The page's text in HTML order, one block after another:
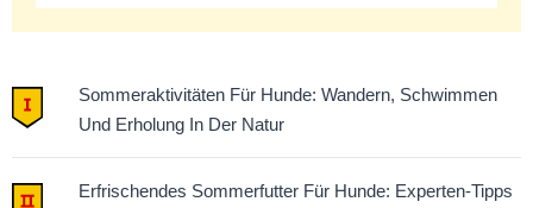
Sommeraktivitäten Für Hunde: Wandern, Schwimmen
Und Erholung In Der Natur
Erfrischendes Sommerfutter Für Hunde: Experten-Tipps